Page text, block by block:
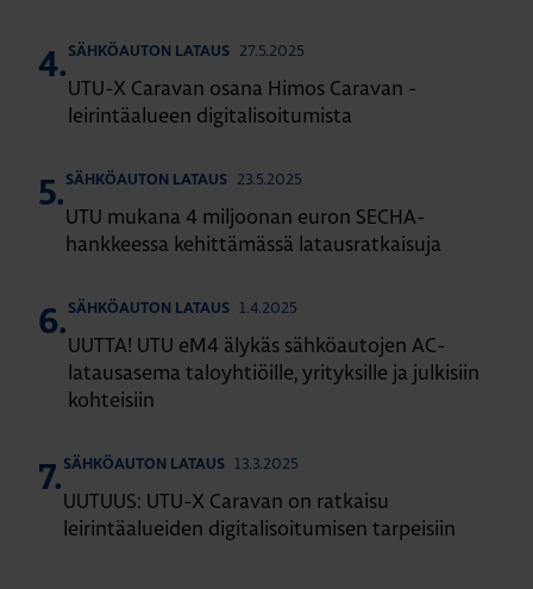
4. SÄHKÖAUTON LATAUS 27.5.2025
UTU-X Caravan osana Himos Caravan -
leirintäalueen digitalisoitumista
5. SÄHKÖAUTON LATAUS 23.5.2025
UTU mukana 4 miljoonan euron SECHA-
hankkeessa kehittämässä latausratkaisuja
6. SÄHKÖAUTON LATAUS 1.4.2025
UUTTA! UTU eM4 älykäs sähköautojen AC-
latausasema taloyhtiöille, yrityksille ja julkisiin
kohteisiin
7. SÄHKÖAUTON LATAUS 13.3.2025
UUTUUS: UTU-X Caravan on ratkaisu
leirintäalueiden digitalisoitumisen tarpeisiin